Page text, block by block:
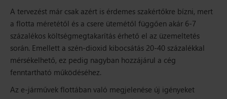
A tervezést már csak azért is érdemes szakértőkre bízni, mert
a flotta méretétől és a csere ütemétől függően akár 6-7
százalékos költségmegtakarítás érhető el az üzemeltetés
során. Emellett a szén-dioxid kibocsátás 20-40 százalékkal
mérsékelhető, ez pedig nagyban hozzájárul a cég
fenntartható működéséhez.
Az e-járművek flottában való megjelenése új igényeket